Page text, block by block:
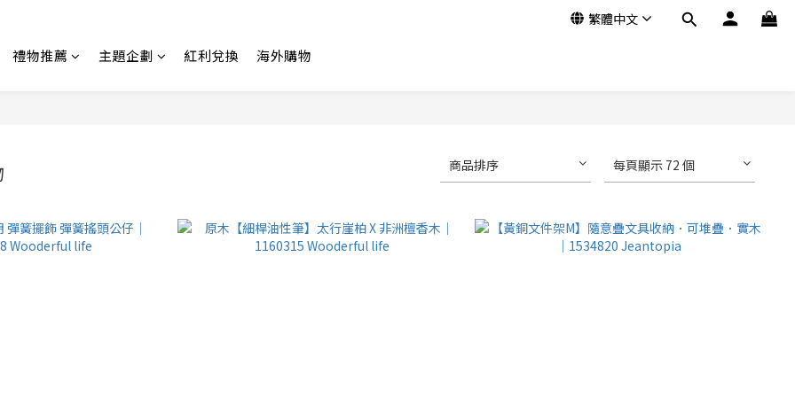
繁體中文
禮物推薦 主題企劃 紅利兌換 海外購物
商品排序 每頁顯示 72 個